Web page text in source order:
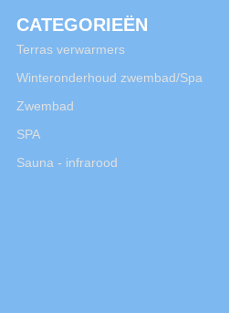
CATEGORIEËN
Terras verwarmers
Winteronderhoud zwembad/Spa
Zwembad
SPA
Sauna - infrarood